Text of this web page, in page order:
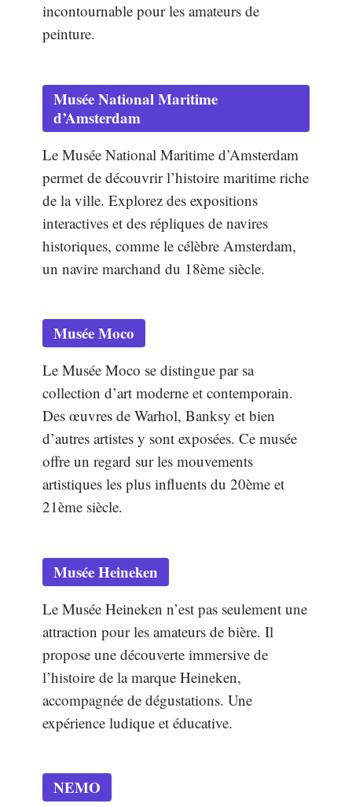
incontournable pour les amateurs de
peinture.
Musée National Maritime
d’Amsterdam
Le Musée National Maritime d’Amsterdam
permet de découvrir l’histoire maritime riche
de la ville. Explorez des expositions
interactives et des répliques de navires
historiques, comme le célèbre Amsterdam,
un navire marchand du 18ème siècle.
Musée Moco
Le Musée Moco se distingue par sa
collection d’art moderne et contemporain.
Des œuvres de Warhol, Banksy et bien
d’autres artistes y sont exposées. Ce musée
offre un regard sur les mouvements
artistiques les plus influents du 20ème et
21ème siècle.
Musée Heineken
Le Musée Heineken n’est pas seulement une
attraction pour les amateurs de bière. Il
propose une découverte immersive de
l’histoire de la marque Heineken,
accompagnée de dégustations. Une
expérience ludique et éducative.
NEMO